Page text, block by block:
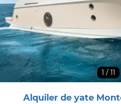
1 / 11
Alquiler de yate